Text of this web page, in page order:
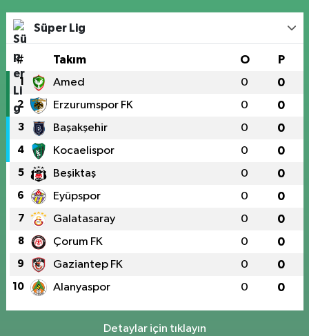
Süper Lig
# Takım O P
1 Amed 0 0
2 Erzurumspor FK 0 0
3 Başakşehir 0 0
4 Kocaelispor 0 0
5 Beşiktaş 0 0
6 Eyüpspor 0 0
7 Galatasaray 0 0
8 Çorum FK 0 0
9 Gaziantep FK 0 0
10 Alanyaspor 0 0
Detaylar için tıklayın